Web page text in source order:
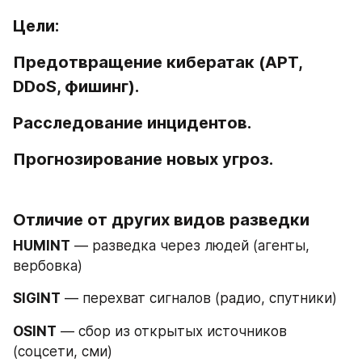
Цели:
Предотвращение кибератак (APT,
DDoS, фишинг).
Расследование инцидентов.
Прогнозирование новых угроз.
Отличие от других видов разведки
HUMINT — разведка через людей (агенты,
вербовка)
SIGINT — перехват сигналов (радио, спутники)
OSINT — сбор из открытых источников
(соцсети, сми)